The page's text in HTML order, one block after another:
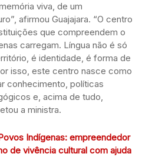
viva, de um
afirmou Guajajara. “O centro
que compreendem o
carregam. Língua não é só
é identidade, é forma de
isso, este centro nasce como
conhecimento, políticas
e, acima de tudo,
a ministra.
Indígenas: empreendedor
de vivência cultural com ajuda